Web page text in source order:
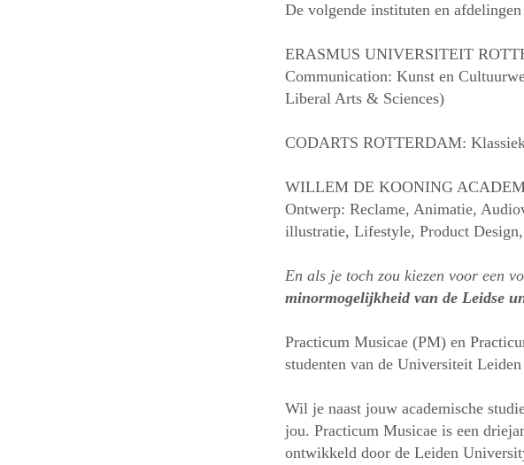
De volgende instituten en
ERASMUS UNIVERSITEIT
Communication: Kunst en
Liberal Arts & Sciences)
CODARTS ROTTERDAM:
WILLEM DE KOONING
Ontwerp: Reclame, Animatie,
illustratie, Lifestyle, Product
En als je toch zou kiezen voor een
minormogelijkheid van de Leidse
Practicum Musicae (PM) en
studenten van de Universiteit
Wil je naast jouw academische
jou. Practicum Musicae is een
ontwikkeld door de Leiden